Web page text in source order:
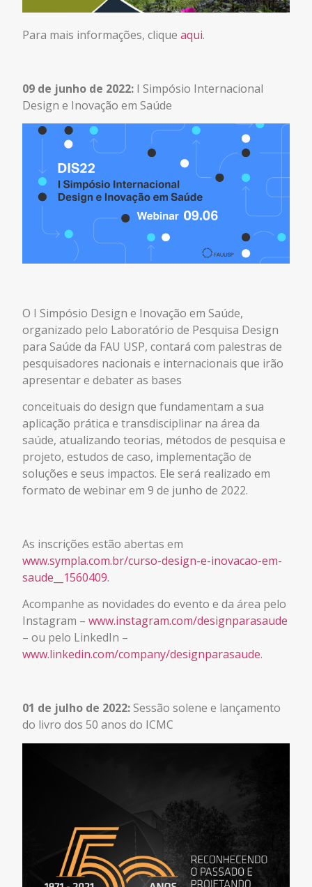
Para mais informações, clique aqui.
09 de junho de 2022: I Simpósio Internacional
Design e Inovação em Saúde
O I Simpósio Design e Inovação em Saúde,
organizado pelo Laboratório de Pesquisa Design
para Saúde da FAU USP, contará com palestras de
pesquisadores nacionais e internacionais que irão
apresentar e debater as bases
conceituais do design que fundamentam a sua
aplicação prática e transdisciplinar na área da
saúde, atualizando teorias, métodos de pesquisa e
projeto, estudos de caso, implementação de
soluções e seus impactos. Ele será realizado em
formato de webinar em 9 de junho de 2022.
As inscrições estão abertas em
www.sympla.com.br/curso-design-e-inovacao-em-
saude__1560409.
Acompanhe as novidades do evento e da área pelo
Instagram – www.instagram.com/designparasaude
– ou pelo LinkedIn –
www.linkedin.com/company/designparasaude.
01 de julho de 2022:Sessão solene e lançamento
do livro dos 50 anos do ICMC